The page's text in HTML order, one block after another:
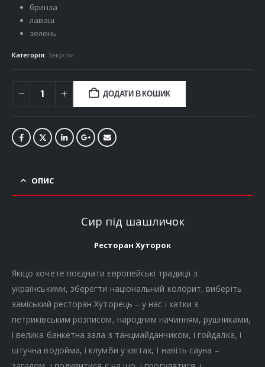
бринза
лаваш
зелень
Категорія: Закуски
ДОДАТИ В КОШИК
ОПИС
Сир під шашличок
Ресторан Хуторок
Якщо хочете поєднати європейські традиції з
українськими, зберегти національний колорит, виберіть
заміський ресторан Хуторець – у нас і хатки з
петриківським розписом, народним начинням, рушниками,
і велика банкетна зала з танцмайданчиком, і гойдалка, і
штучна водойма, і клумби у квітах, І навіть сауна –